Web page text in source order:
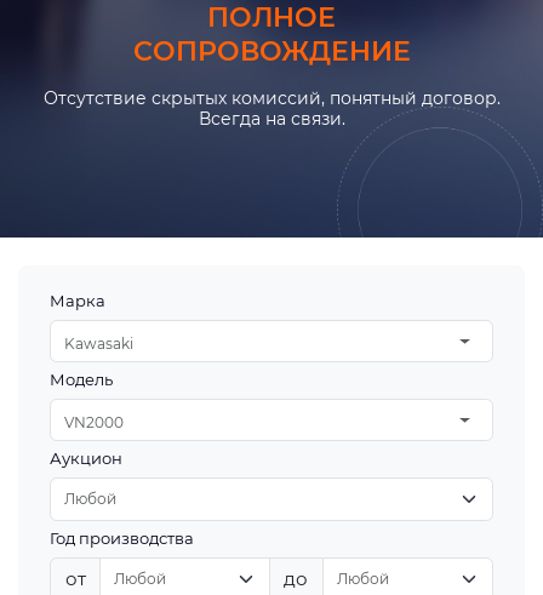
ПОЛНОЕ
СОПРОВОЖДЕНИЕ
Отсутствие скрытых комиссий, понятный договор.
Всегда на связи.
Марка
Kawasaki
Модель
VN2000
Аукцион
Год производства
от до